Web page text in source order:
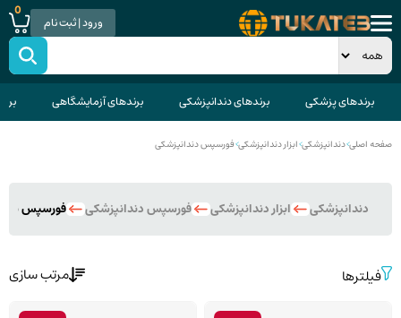
ورود | ثبت نام
0
برندهای پزشکی برندهای دندانپزشکی برندهای آزمایشگاهی
صفحه اصلی>دندانپزشکی>ابزار دندانپزشکی>فورسپس دندانپزشکی
دندانپزشکی ابزار دندانپزشکی فورسپس دندانپزشکی فورسپس
فیلترها مرتب سازی